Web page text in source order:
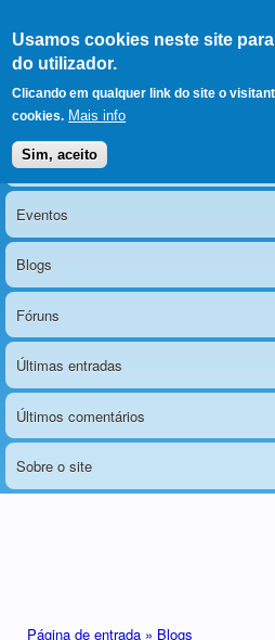
Usamos cookies neste site
do utilizador.
Clicando em qualquer link do site o
cookies. Mais info
Sim, aceito
O portal da visão
Menu principal
Notícias
Eventos
Blogs
Fóruns
Últimas entradas
Últimos comentários
Sobre o site
Página de entrada » Blogs